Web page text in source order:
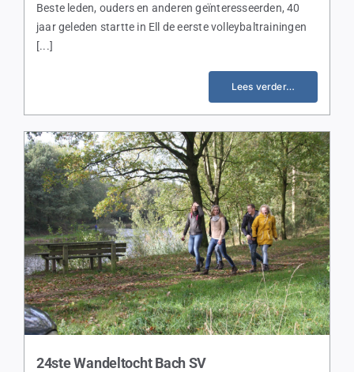
Beste leden, ouders en anderen geïnteresseerden, 40
jaar geleden startte in Ell de eerste volleybaltrainingen
[...]
Lees verder…
24ste Wandeltocht Bach SV